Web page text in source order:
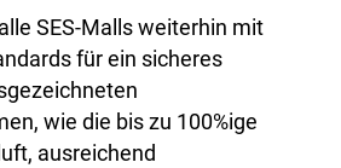
SES-Malls weiterhin mit
für ein sicheres
wie die bis zu 100%ige
ausreichend